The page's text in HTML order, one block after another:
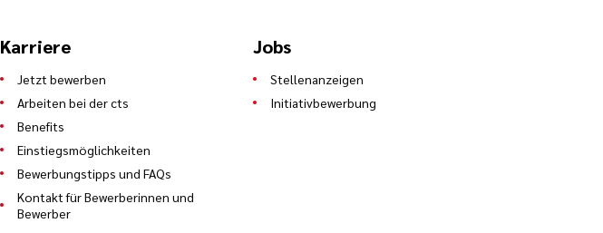
Karriere
Jetzt bewerben
Arbeiten bei der cts
Benefits
Einstiegsmöglichkeiten
Bewerbungstipps und FAQs
Kontakt für Bewerberinnen und
Bewerber
Jobs
Stellenanzeigen
Initiativbewerbung